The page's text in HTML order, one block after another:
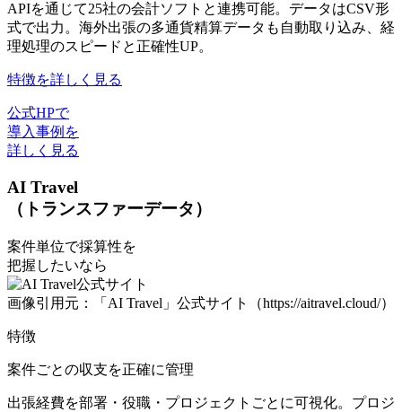
APIを通じて25社の会計ソフトと連携可能。データはCSV形
式で出力。海外出張の多通貨精算データも自動取り込み、経
理処理のスピードと正確性UP。
特徴を詳しく見る
公式HPで
導入事例を
詳しく見る
AI Travel
（トランスファーデータ）
案件単位で採算性を
把握したいなら
画像引用元：「AI Travel」公式サイト（https://aitravel.cloud/）
特徴
案件ごとの収支を正確に管理
出張経費を部署・役職・プロジェクトごとに可視化。プロジ